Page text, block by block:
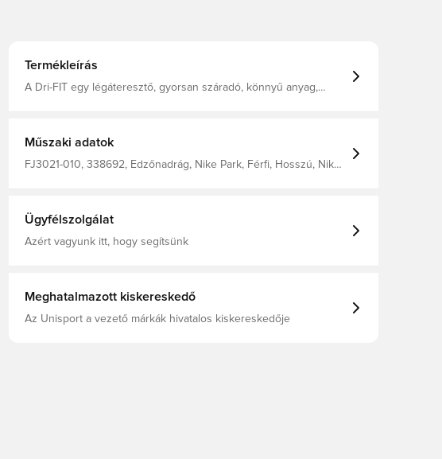
Termékleírás
A Dri-FIT egy légáteresztő, gyorsan száradó, könnyű anyag,
húzózsinórral, így könnyedén a derekadra igazíthatod a nadrágot.
Műszaki adatok
FJ3021-010, 338692, Edzőnadrág, Nike Park, Férfi, Hosszú, Nike,
Ügyfélszolgálat
Azért vagyunk itt, hogy segítsünk
Meghatalmazott kiskereskedő
Az Unisport a vezető márkák hivatalos kiskereskedője